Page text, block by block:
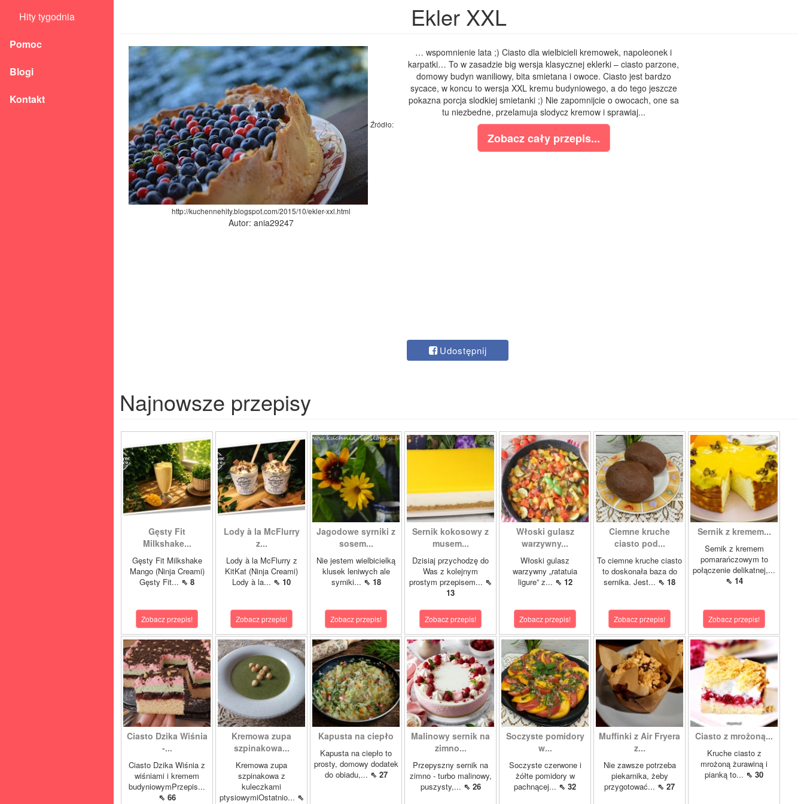
Hity tygodnia
Pomoc
Blogi
Kontakt
Ekler XXL
Źródło:
http://kuchennehity.blogspot.com/2015/10/ekler-xxl.html
Autor: ania29247
… wspomnienie lata ;) Ciasto dla wielbicieli kremowek, napoleonek i
karpatki… To w zasadzie big wersja klasycznej eklerki – ciasto parzone,
domowy budyn waniliowy, bita smietana i owoce. Ciasto jest bardzo
sycace, w koncu to wersja XXL kremu budyniowego, a do tego jeszcze
pokazna porcja slodkiej smietanki ;) Nie zapomnijcie o owocach, one sa
tu niezbedne, przelamuja slodycz kremow i sprawiaj...
Zobacz cały przepis...
Udostępnij
Najnowsze przepisy
Gęsty Fit
Milkshake...
Gęsty Fit Milkshake
Mango (Ninja Creami)
Gęsty Fit... ⇖ 8
Zobacz przepis!
Lody à la McFlurry
z...
Lody à la McFlurry z
KitKat (Ninja Creami)
Lody à la... ⇖ 10
Zobacz przepis!
Jagodowe syrniki z
sosem...
Nie jestem wielbicielką
klusek leniwych ale
syrniki... ⇖ 18
Zobacz przepis!
Sernik kokosowy z
musem...
Dzisiaj przychodzę do
Was z kolejnym
prostym przepisem... ⇖
13
Zobacz przepis!
Włoski gulasz
warzywny...
Włoski gulasz
warzywny „ratatuia
ligure” z... ⇖ 12
Zobacz przepis!
Ciemne kruche
ciasto pod...
To ciemne kruche ciasto
to doskonała baza do
sernika. Jest... ⇖ 18
Zobacz przepis!
Sernik z kremem...
Sernik z kremem
pomarańczowym to
połączenie delikatnej,...
⇖ 14
Zobacz przepis!
Ciasto Dzika Wiśnia
-...
Ciasto Dzika Wiśnia z
wiśniami i kremem
budyniowymPrzepis...
⇖ 66
Kremowa zupa
szpinakowa...
Kremowa zupa
szpinakowa z
kuleczkami
ptysiowymiOstatnio... ⇖
Kapusta na ciepło
Kapusta na ciepło to
prosty, domowy dodatek
do obiadu,... ⇖ 27
Malinowy sernik na
zimno...
Przepyszny sernik na
zimno - turbo malinowy,
puszysty,... ⇖ 26
Soczyste pomidory
w...
Soczyste czerwone i
żółte pomidory w
pachnącej... ⇖ 32
Muffinki z Air Fryera
z...
Nie zawsze potrzeba
piekarnika, żeby
przygotować... ⇖ 27
Ciasto z mrożoną...
Kruche ciasto z
mrożoną żurawiną i
pianką to... ⇖ 30